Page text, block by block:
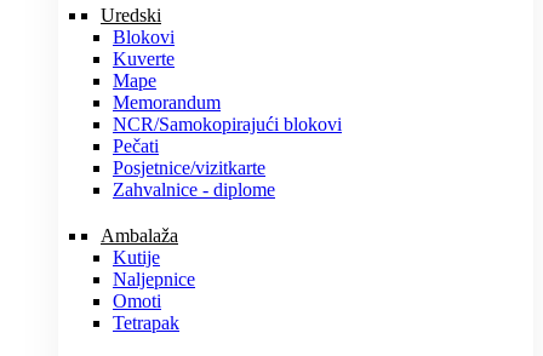
Uredski
Blokovi
Kuverte
Mape
Memorandum
NCR/Samokopirajući blokovi
Pečati
Posjetnice/vizitkarte
Zahvalnice - diplome
Ambalaža
Kutije
Naljepnice
Omoti
Tetrapak